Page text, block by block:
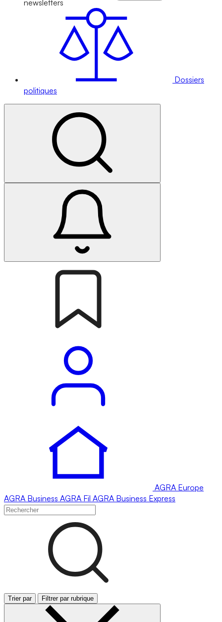
newsletters
Dossiers
politiques
AGRA Europe
AGRA Business AGRA Fil AGRA Business Express
Trier par Filtrer par rubrique